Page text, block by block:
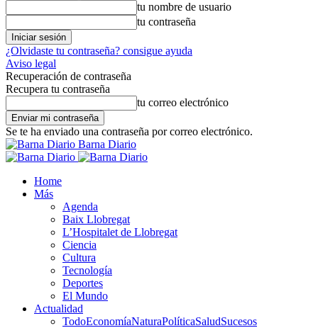
tu nombre de usuario
tu contraseña
¿Olvidaste tu contraseña? consigue ayuda
Aviso legal
Recuperación de contraseña
Recupera tu contraseña
tu correo electrónico
Se te ha enviado una contraseña por correo electrónico.
Barna Diario
Home
Más
Agenda
Baix Llobregat
L’Hospitalet de Llobregat
Ciencia
Cultura
Tecnología
Deportes
El Mundo
Actualidad
TodoEconomíaNaturaPolíticaSaludSucesos